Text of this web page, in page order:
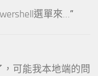
選單來…”
可能我本地端的問